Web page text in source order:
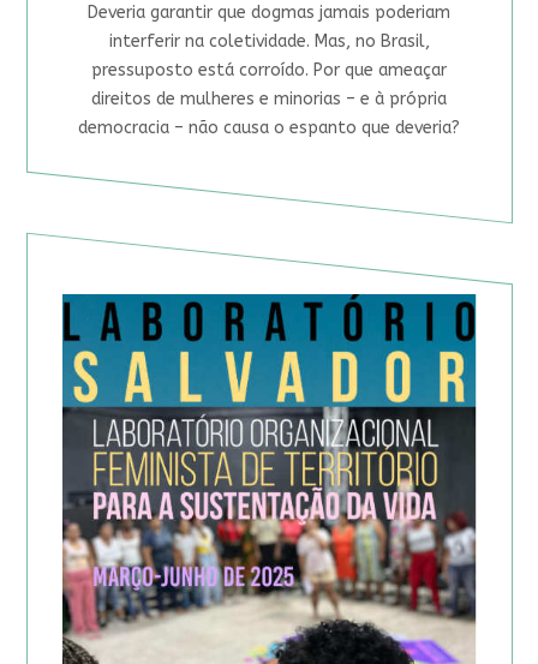
Deveria garantir que dogmas jamais poderiam
interferir na coletividade. Mas, no Brasil,
pressuposto está corroído. Por que ameaçar
direitos de mulheres e minorias – e à própria
democracia – não causa o espanto que deveria?